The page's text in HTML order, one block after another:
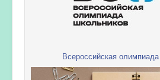
Всероссийская